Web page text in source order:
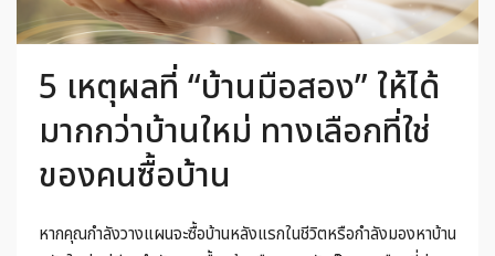
5 เหตุผลที่ “บ้านมือสอง” ให้ได้
มากกว่าบ้านใหม่ ทางเลือกที่ใช่
ของคนซื้อบ้าน
หากคุณกำลังวางแผนจะซื้อบ้านหลังแรกในชีวิตหรือกำลังมองหาบ้าน